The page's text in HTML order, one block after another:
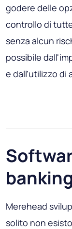
godere delle
controllo di
senza alcun
possibile
e dall'utilizzo di
banking
Merehead
solito non